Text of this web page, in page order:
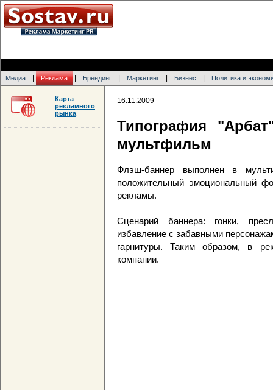
Медиа Реклама Брендинг Маркетинг Бизнес Политика и
16.11.2009
Типография
мультфильм
Флэш-баннер выполнен в
положительный эмоциональный
рекламы.
Сценарий баннера: гонки,
избавление с забавными
гарнитуры. Таким образом, в
компании.
Карта
рекламного
рынка